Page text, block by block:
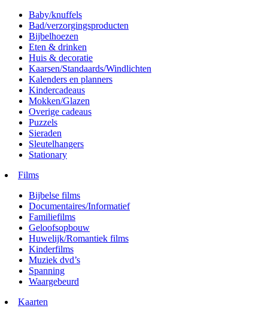
Baby/knuffels
Bad/verzorgingsproducten
Bijbelhoezen
Eten & drinken
Huis & decoratie
Kaarsen/Standaards/Windlichten
Kalenders en planners
Kindercadeaus
Mokken/Glazen
Overige cadeaus
Puzzels
Sieraden
Sleutelhangers
Stationary
Films
Bijbelse films
Documentaires/Informatief
Familiefilms
Geloofsopbouw
Huwelijk/Romantiek films
Kinderfilms
Muziek dvd’s
Spanning
Waargebeurd
Kaarten